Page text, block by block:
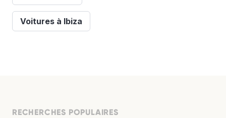
Voitures à Ibiza
RECHERCHES POPULAIRES